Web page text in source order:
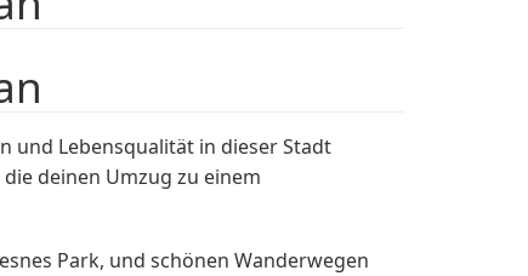
und Lebensqualität in dieser Stadt
deinen Umzug zu einem
Park, und schönen Wanderwegen